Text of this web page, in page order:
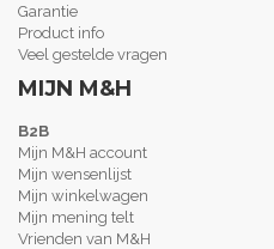
Garantie
Product info
Veel gestelde vragen
MIJN M&H
B2B
Mijn M&H account
Mijn wensenlijst
Mijn winkelwagen
Mijn mening telt
Vrienden van M&H